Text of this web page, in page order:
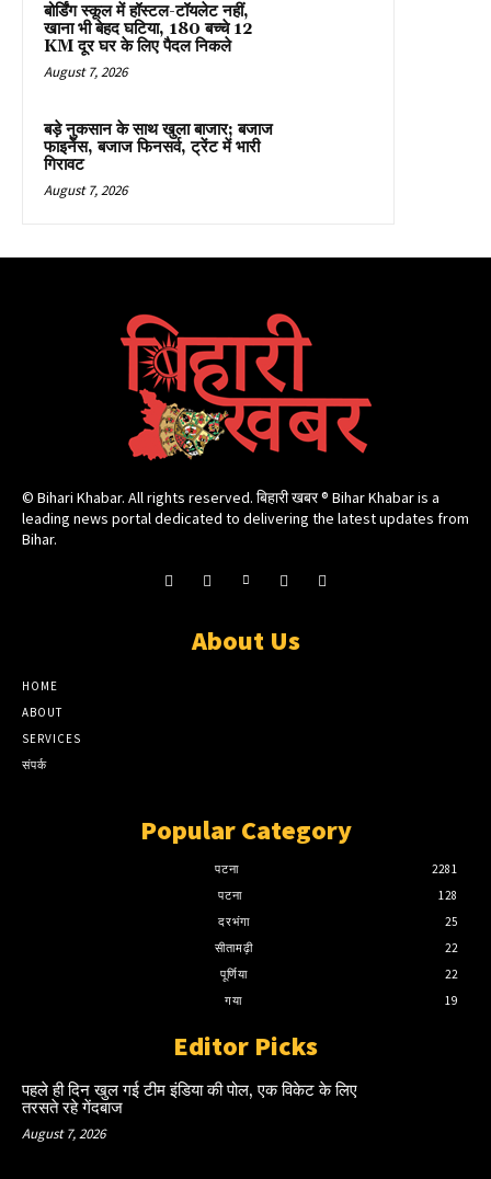
बोर्डिंग स्कूल में हॉस्टल-टॉयलेट नहीं,
खाना भी बेहद घटिया, 180 बच्चे 12
KM दूर घर के लिए पैदल निकले
August 7, 2026
बड़े नुकसान के साथ खुला बाजार; बजाज
फाइनेंस, बजाज फिनसर्व, ट्रेंट में भारी
गिरावट
August 7, 2026
© Bihari Khabar. All rights reserved. बिहारी खबर ®​ Bihar Khabar is a
leading news portal dedicated to delivering the latest updates from
Bihar.
About Us
HOME
ABOUT
SERVICES
संपर्क
Popular Category
पटना
2281
पटना
128
दरभंगा
25
सीतामढ़ी
22
पूर्णिया
22
गया
19
Editor Picks
पहले ही दिन खुल गई टीम इंडिया की पोल, एक विकेट के लिए
तरसते रहे गेंदबाज
August 7, 2026